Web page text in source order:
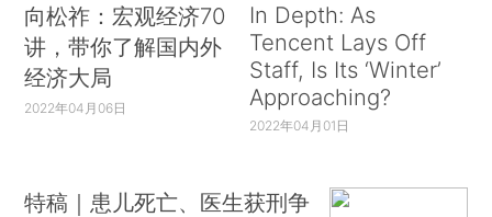
向松祚：宏观经济70
讲，带你了解国内外
经济大局
2022年04月06日
In Depth: As
Tencent Lays Off
Staff, Is Its ‘Winter’
Approaching?
2022年04月01日
特稿｜患儿死亡、医生获刑争